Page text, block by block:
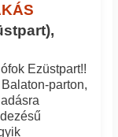
Ezüstpart!!
parton,